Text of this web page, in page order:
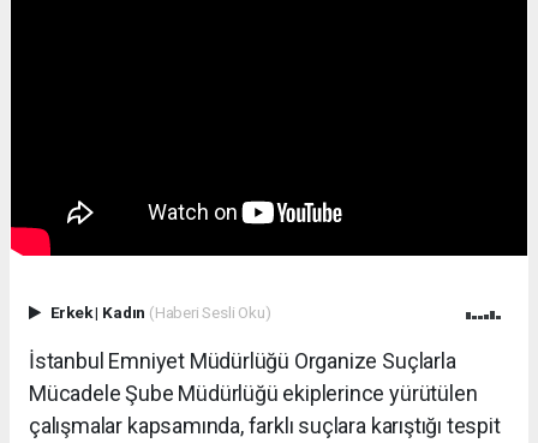
Erkek| Kadın (Haberi Sesli Oku)
İstanbul Emniyet Müdürlüğü Organize Suçlarla
Mücadele Şube Müdürlüğü ekiplerince yürütülen
çalışmalar kapsamında, farklı suçlara karıştığı tespit